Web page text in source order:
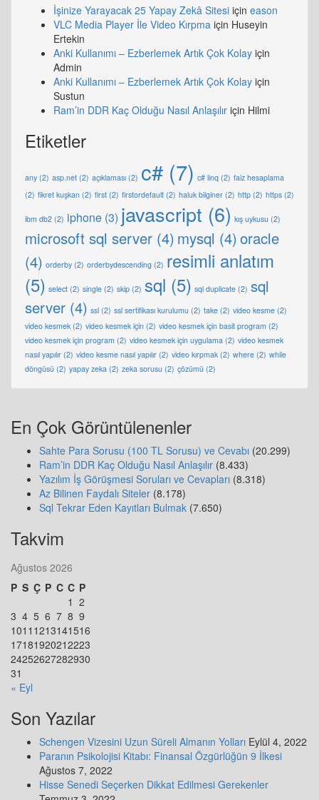
İşinize Yarayacak 25 Yapay Zekâ Sitesi için eason
VLC Media Player İle Video Kırpma için Huseyin
Ertekin
Anki Kullanımı – Ezberlemek Artık Çok Kolay için
Admin
Anki Kullanımı – Ezberlemek Artık Çok Kolay için
Sustun
Ram’in DDR Kaç Olduğu Nasıl Anlaşılır için Hilmi
Etiketler
any (2) asp.net (2) açıklaması (2) c# (7) c# linq (2) faiz hesaplama
(2) fikret kuşkan (2) first (2) firstordefault (2) haluk bilginer (2) http (2) https (2)
ibm db2 (2) iphone (3) javascript (6) kış uykusu (2)
microsoft sql server (4) mysql (4)oracle
(4) orderby (2) orderbydescending (2) resimli anlatım
(5) select (2) single (2) skip (2) sql (5) sql duplicate (2) sql
server (4) ssl (2) ssl sertifikası kurulumu (2) take (2) video kesme (2)
video kesmek (2) video kesmek için (2) video kesmek için basit program (2)
video kesmek için program (2) video kesmek için uygulama (2) video kesmek
nasıl yapılır (2) video kesme nasıl yapılır (2) video kırpmak (2) where (2) while
döngüsü (2) yapay zeka (2) zeka sorusu (2) çözümü (2)
En Çok Görüntülenenler
Sahte Para Sorusu (100 TL Sorusu) ve Cevabı (20.299)
Ram’in DDR Kaç Olduğu Nasıl Anlaşılır (8.433)
Yazılım İş Görüşmesi Soruları ve Cevapları (8.318)
Az Bilinen Faydalı Siteler (8.178)
Sql Tekrar Eden Kayıtları Bulmak (7.650)
Takvim
Ağustos 2026
P S Ç P C C P
1 2
3 4 5 6 7 8 9
1011 1213141516
17181920212223
24252627282930
31
« Eyl
Son Yazılar
Schengen Vizesini Uzun Süreli Almanın Yolları Eylül 4, 2022
Paranın Psikolojisi Kitabı: Finansal Özgürlüğün 9 İlkesi
Ağustos 7, 2022
Hisse Senedi Seçerken Dikkat Edilmesi Gerekenler